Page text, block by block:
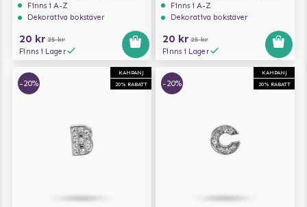
Finns i A-Z
Dekorativa bokstäver
20 kr 25 kr
Finns i Lager
Finns i A-Z
Dekorativa bokstäver
20 kr 25 kr
Finns i Lager
KAMPANJ
20% RABATT
-20%
KAMPANJ
20% RABATT
-20%